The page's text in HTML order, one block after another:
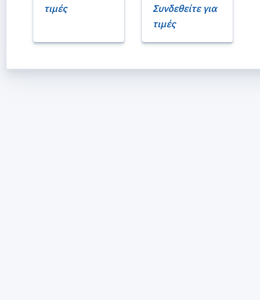
τιμές
Συνδεθείτε για
τιμές